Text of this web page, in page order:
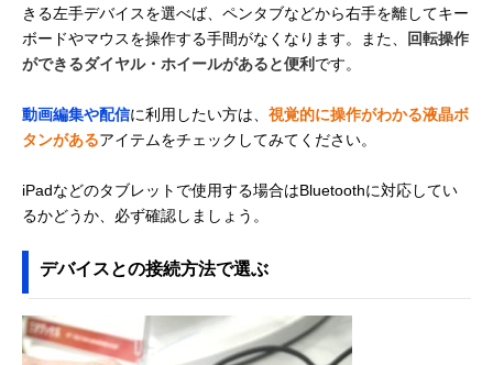
きる左手デバイスを選べば、ペンタブなどから右手を離してキー
ボードやマウスを操作する手間がなくなります。また、
回転操作
ができるダイヤル・ホイールがあると便利 です。
動画編集や配信に利用したい方は、 視覚的に操作がわかる液晶ボ
タンがあるアイテムをチェックしてみてください。
iPadなどのタブレットで使用する場合はBluetoothに対応してい
るかどうか、必ず確認しましょう。
デバイスとの接続方法で選ぶ